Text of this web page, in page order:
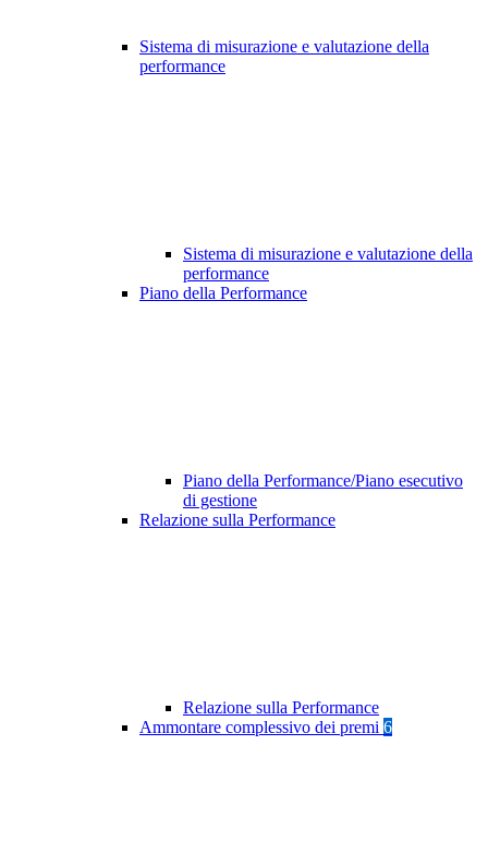
Sistema di misurazione e valutazione della
performance
Sistema di misurazione e valutazione della
performance
Piano della Performance
Piano della Performance/Piano esecutivo
di gestione
Relazione sulla Performance
Relazione sulla Performance
Ammontare complessivo dei premi 6